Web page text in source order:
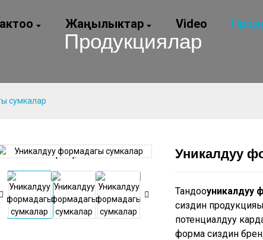
Жаңылыктар Video
Продукциялар
сумкалар
Loading...
Loading... Loading...
Loading...
Уникалдуу
Тандооуникалдуу
сиздин
потенциалдуу
форма сиздин